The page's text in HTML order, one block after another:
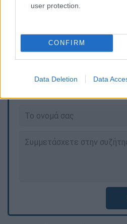
user protection.
CONFIRM
Data Deletion Data
«Κοίτα ποιος μιλάει»
Τα σχολιά σας δημοσιεύονται